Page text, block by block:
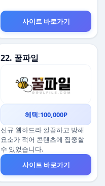
사이트 바로가기
22. 꿀파일
혜택:100,000P
신규 웹하드라 깔끔하고 방해
요소가 적어 콘텐츠에 집중할
수 있었습니다.
사이트 바로가기